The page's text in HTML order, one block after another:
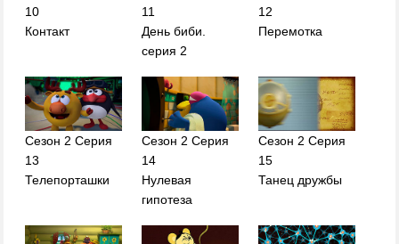
10
Контакт
11
День биби.
серия 2
12
Перемотка
Сезон 2 Серия
13
Телепорташки
Сезон 2 Серия
14
Нулевая
гипотеза
Сезон 2 Серия
15
Танец дружбы